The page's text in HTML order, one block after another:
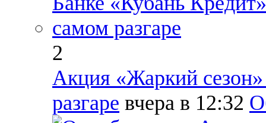
2
Акция «Жаркий
разгаре вчера в 12:32